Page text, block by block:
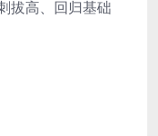
拔高、回归基础